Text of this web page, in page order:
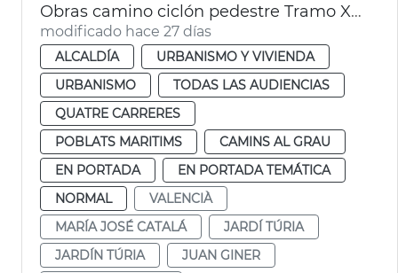
Obras camino ciclón pedestre Tramo XVI Turia Pont Astilleros València
modificado hace 27 días
ALCALDÍA
URBANISMO Y VIVIENDA
URBANISMO
TODAS LAS AUDIENCIAS
QUATRE CARRERES
POBLATS MARITIMS
CAMINS AL GRAU
EN PORTADA
EN PORTADA TEMÁTICA
NORMAL
VALENCIÀ
MARÍA JOSÉ CATALÁ
JARDÍ TÚRIA
JARDÍN TÚRIA
JUAN GINER